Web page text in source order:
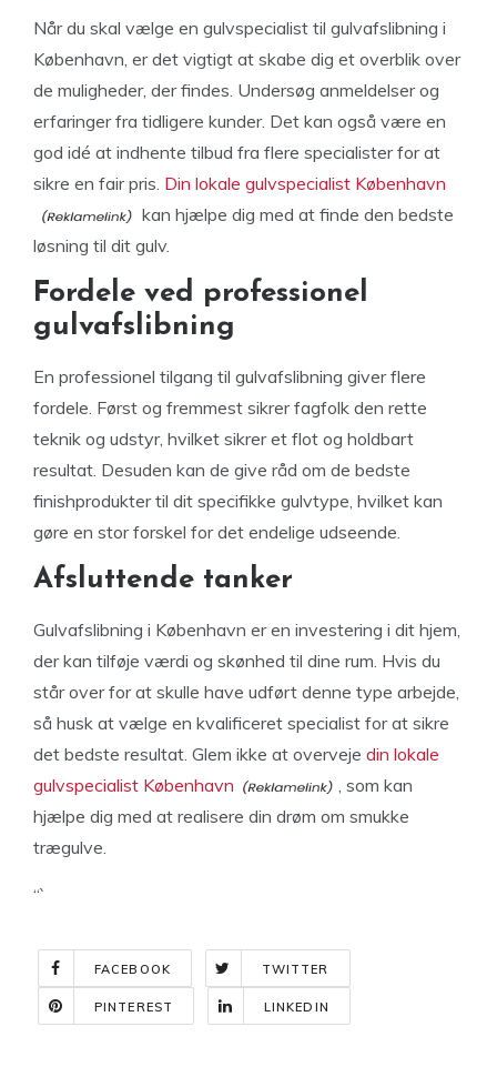
Når du skal vælge en gulvspecialist til gulvafslibning i
København, er det vigtigt at skabe dig et overblik over
de muligheder, der findes. Undersøg anmeldelser og
erfaringer fra tidligere kunder. Det kan også være en
god idé at indhente tilbud fra flere specialister for at
sikre en fair pris. Din lokale gulvspecialist København
kan hjælpe dig med at finde den bedste
løsning til dit gulv.
Fordele ved professionel
gulvafslibning
En professionel tilgang til gulvafslibning giver flere
fordele. Først og fremmest sikrer fagfolk den rette
teknik og udstyr, hvilket sikrer et flot og holdbart
resultat. Desuden kan de give råd om de bedste
finishprodukter til dit specifikke gulvtype, hvilket kan
gøre en stor forskel for det endelige udseende.
Afsluttende tanker
Gulvafslibning i København er en investering i dit hjem,
der kan tilføje værdi og skønhed til dine rum. Hvis du
står over for at skulle have udført denne type arbejde,
så husk at vælge en kvalificeret specialist for at sikre
det bedste resultat. Glem ikke at overveje din lokale
gulvspecialist København
, som kan
hjælpe dig med at realisere din drøm om smukke
trægulve.
“`
FACEBOOK TWITTER
PINTEREST LINKEDIN